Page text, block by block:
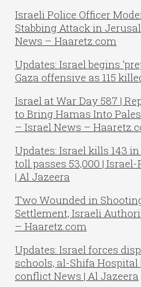
Israeli Police Officer
Stabbing Attack in
News – Haaretz.com
Updates: Israel begins
Gaza offensive as 115
Israel at War Day 587 |
to Bring Hamas Into
– Israel News –
Updates: Israel kills 143
toll passes 53,000 |
| Al Jazeera
Two Wounded in
Settlement, Israeli
– Haaretz.com
Updates: Israel forces
schools, al-Shifa Hospital
conflict News | Al Jazeera